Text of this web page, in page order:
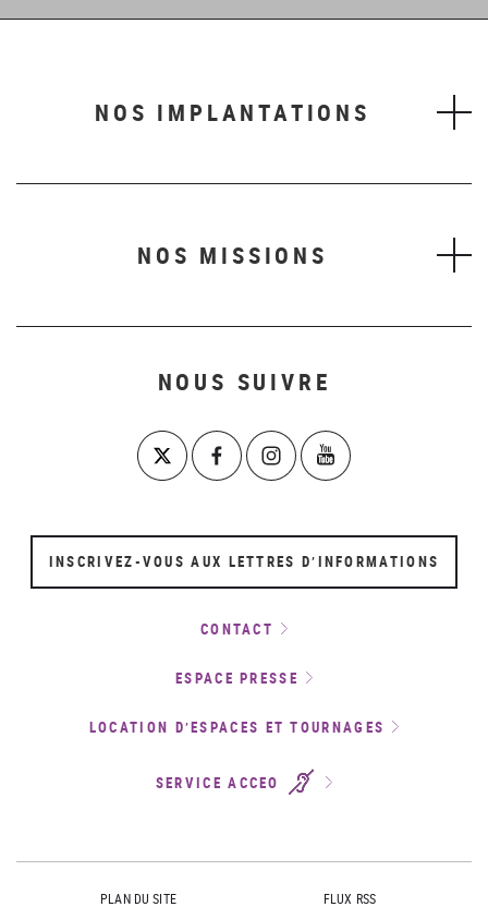
NOS IMPLANTATIONS
NOS MISSIONS
NOUS SUIVRE
INSCRIVEZ-VOUS AUX LETTRES D’INFORMATIONS
CONTACT
ESPACE PRESSE
LOCATION D’ESPACES ET TOURNAGES
SERVICE ACCEO
PLAN DU SITE FLUX RSS